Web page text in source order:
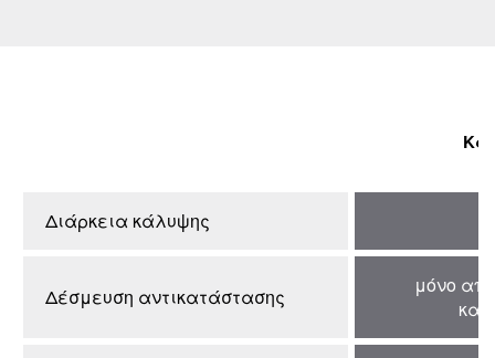
Διάρκεια κάλυψης
Δέσμευση αντικατάστασης
μόνο